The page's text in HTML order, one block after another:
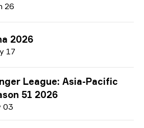
26
2026
17
League: Asia-Pacific
51 2026
03